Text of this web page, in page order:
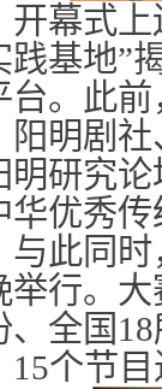
式上还
践基地”
台。此
阳明剧
明研究
华优秀
同时，
举行。
、全国
15个节